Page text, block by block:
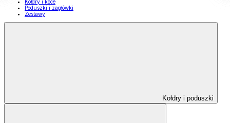
Kołdry i koce
Poduszki i zagłówki
Zestawy
Kołdry i poduszki